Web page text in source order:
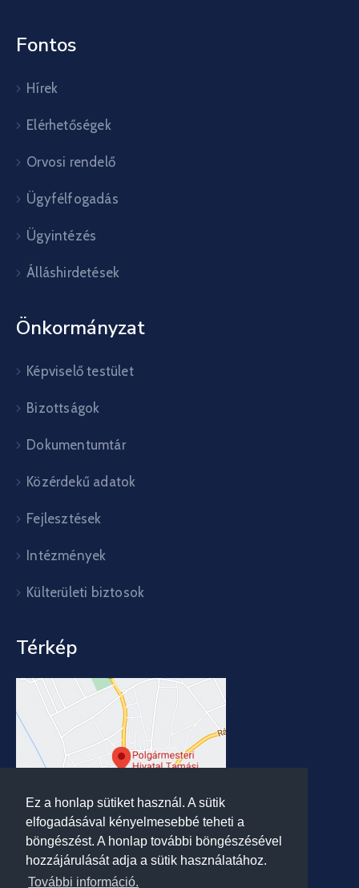
Ez a honlap sütiket használ. A sütik
elfogadásával kényelmesebbé teheti a
böngészést. A honlap további böngészésével
hozzájárulását adja a sütik használatához.
További információ.
Fontos
Hírek
Elérhetőségek
Orvosi rendelő
Ügyfélfogadás
Ügyintézés
Álláshirdetések
Önkormányzat
Képviselő testület
Bizottságok
Dokumentumtár
Közérdekű adatok
Fejlesztések
Intézmények
Külterületi biztosok
Térkép